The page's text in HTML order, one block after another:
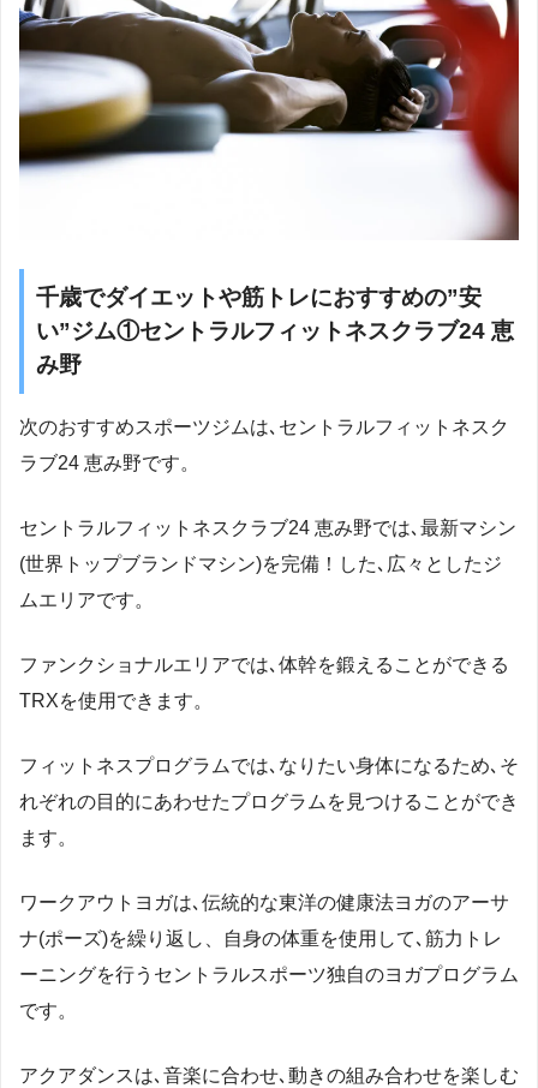
千歳でダイエットや筋トレにおすすめの”安
い”ジム①セントラルフィットネスクラブ24 恵
み野
次のおすすめスポーツジムは､セントラルフィットネスク
ラブ24 恵み野です。
セントラルフィットネスクラブ24 恵み野では､最新マシン
(世界トップブランドマシン)を完備！した､広々としたジ
ムエリアです。
ファンクショナルエリアでは､体幹を鍛えることができる
TRXを使用できます。
フィットネスプログラムでは､なりたい身体になるため､そ
れぞれの目的にあわせたプログラムを見つけることができ
ます。
ワークアウトヨガは､伝統的な東洋の健康法ヨガのアーサ
ナ(ポーズ)を繰り返し、自身の体重を使用して､筋力トレ
ーニングを行うセントラルスポーツ独自のヨガプログラム
です。
アクアダンスは､音楽に合わせ､動きの組み合わせを楽しむ